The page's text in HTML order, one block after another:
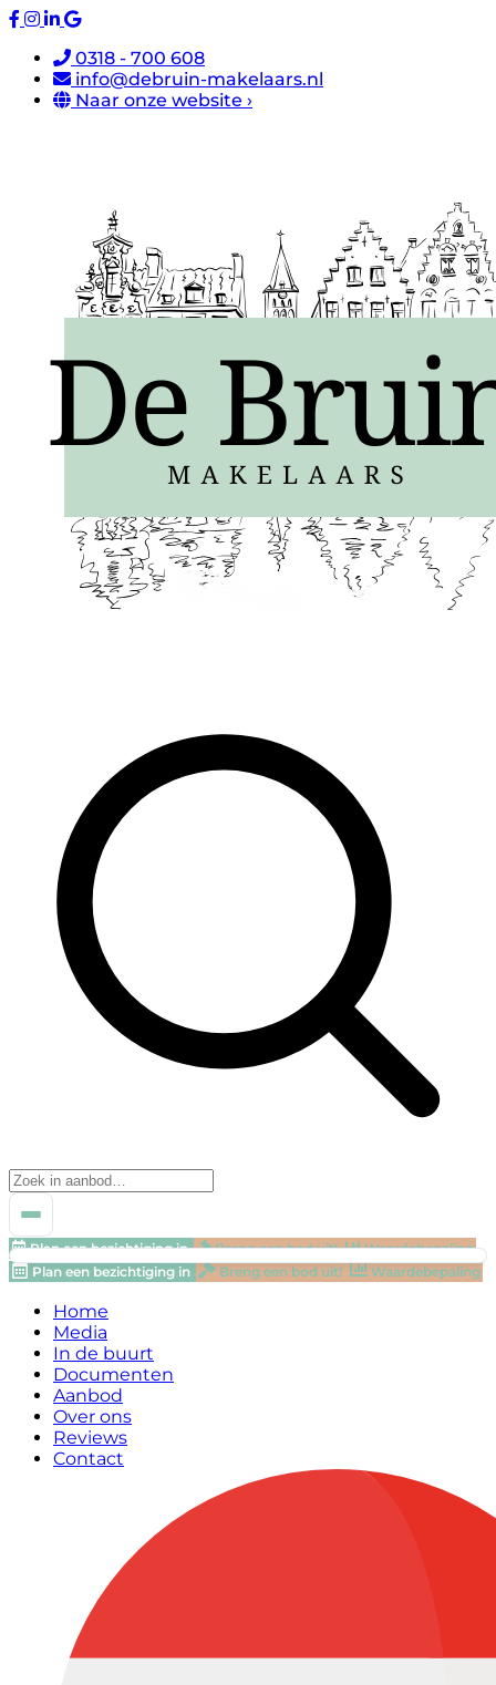
0318 - 700 608
info@debruin-makelaars.nl
Naar onze website ›
Plan een bezichtiging in Breng een bod uit!
Waardebepaling
Plan een bezichtiging in
Breng een bod uit! Waardebepaling
Home
Media
In de buurt
Documenten
Aanbod
Over ons
Reviews
Contact